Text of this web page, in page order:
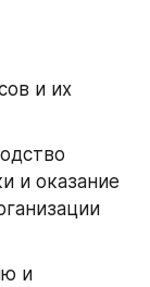
и их
и оказание
и